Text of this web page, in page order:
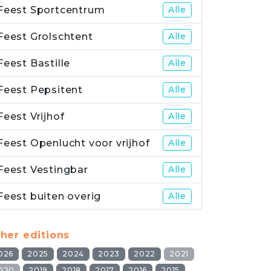
Sportcentrum Alle
Grolschtent Alle
Bastille Alle
Pepsitent Alle
Vrijhof Alle
Openlucht voor vrijhof Alle
Vestingbar Alle
buiten overig Alle
editions
2025 2024 2023 2022
2021